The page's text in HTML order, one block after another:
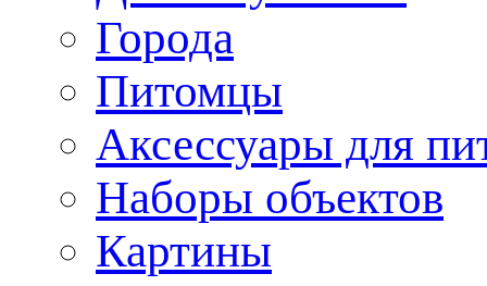
Города
Питомцы
Аксессуары для
Наборы объектов
Картины